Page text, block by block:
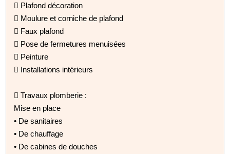
 Plafond décoration
 Moulure et corniche de plafond
 Faux plafond
 Pose de fermetures menuisées
 Peinture
 Installations intérieurs
 Travaux plomberie :
Mise en place
• De sanitaires
• De chauffage
• De cabines de douches